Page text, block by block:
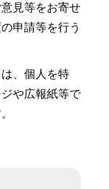
見等をお寄せ
申請等を行う
、個人を特
や広報紙等で